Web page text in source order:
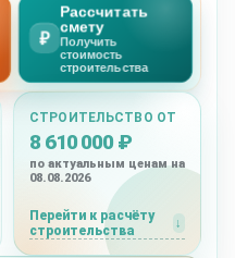
СТРОИТЕЛЬСТВО ОТ
8 610 000 ₽
по актуальным ценам на
08.08.2026
Перейти к расчёту
строительства
₽
Рассчитать
смету
Получить
стоимость
строительства